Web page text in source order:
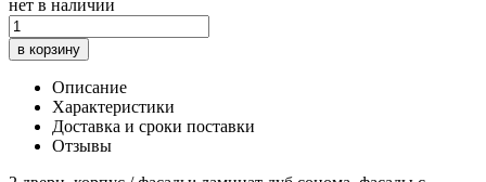
нет в наличии
в корзину
Описание
Характеристики
Доставка и сроки поставки
Отзывы